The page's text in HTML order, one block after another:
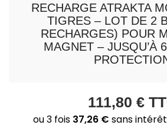
RECHARGE ATRAKTA
TIGRES – LOT DE 2
RECHARGES) POUR
MAGNET – JUSQU’À
111,80 €